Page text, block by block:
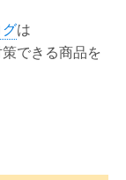
は
できる商品を